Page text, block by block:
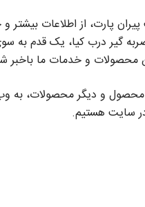
پارت، از اطلاعات
گیر درب کیا، یک قدم به
محصولات و خدمات ما باخبر
محصول و دیگر محصولات، به
سایت هستیم.